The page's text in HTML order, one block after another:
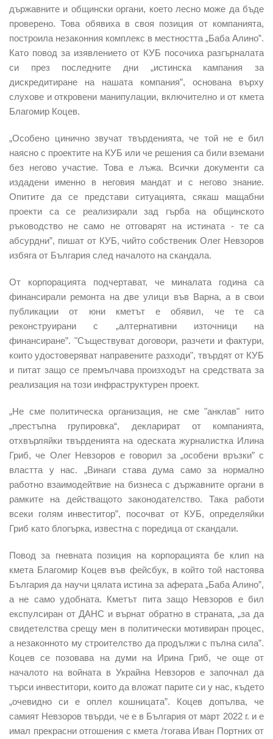
държавните и общински органи, което лесно може да бъде
проверено. Това обявиха в своя позиция от компанията,
построила незаконния комплекс в местността „Баба Алино”.
Като повод за изявлението от КУБ посочиха разгърналата
си през последните дни „истинска кампания за
дискредитиране на нашата компания”, основана върху
слухове и откровени манипулации, включително и от кмета
Благомир Коцев.
„Особено цинично звучат твърденията, че той не е бил
наясно с проектите на КУБ или че решения са били вземани
без негово участие. Това е лъжа. Всички документи са
издадени именно в неговия мандат и с негово знание.
Опитите да се представи ситуацията, сякаш мащабни
проекти са се реализирали зад гърба на общинското
ръководство не само не отговарят на истината - те са
абсурдни”, пишат от КУБ, чийто собственик Олег Невзоров
избяга от България след началото на скандала.
От корпорацията подчертават, че миналата година са
финансирали ремонта на две улици във Варна, а в свои
публикации от юни кметът е обявил, че те са
реконструирани с „алтернативни източници на
финансиране”. "Съществуват договори, разчети и фактури,
които удостоверяват направените разходи", твърдят от КУБ
и питат защо се премълчава произходът на средствата за
реализация на този инфраструктурен проект.
„Не сме политическа организация, не сме "анклав" нито
„престъпна групировка“, декларират от компанията,
отхвърляйки твърденията на одеската журналистка Илина
Гриб, че Олег Невзоров е говорил за „особени връзки” с
властта у нас. „Винаги става дума само за нормално
работно взаимодейтвие на бизнеса с държавните органи в
рамките на действащото законодателство. Така работи
всеки голям инвеститор”, посочват от КУБ, определяйки
Гриб като блогърка, известна с поредица от скандали.
Повод за гневната позиция на корпорацията бе клип на
кмета Благомир Коцев във фейсбук, в който той настоява
България да научи цялата истина за аферата „Баба Алино”,
а не само удобната. Кметът пита защо Невзоров е бил
експулсиран от ДАНС и върнат обратно в страната, „за да
свидетелства срещу мен в политически мотивиран процес,
а незаконното му строителство да продължи с пълна сила”.
Коцев се позовава на думи на Ирина Гриб, че още от
началото на войната в Украйна Невзоров е започнал да
търси инвеститори, които да вложат парите си у нас, където
„очевидно си е оплел кошницата”. Коцев допълва, че
самият Невзоров твърди, че е в България от март 2022 г. и е
имал прекрасни отгошения с кмета /тогава Иван Портних от